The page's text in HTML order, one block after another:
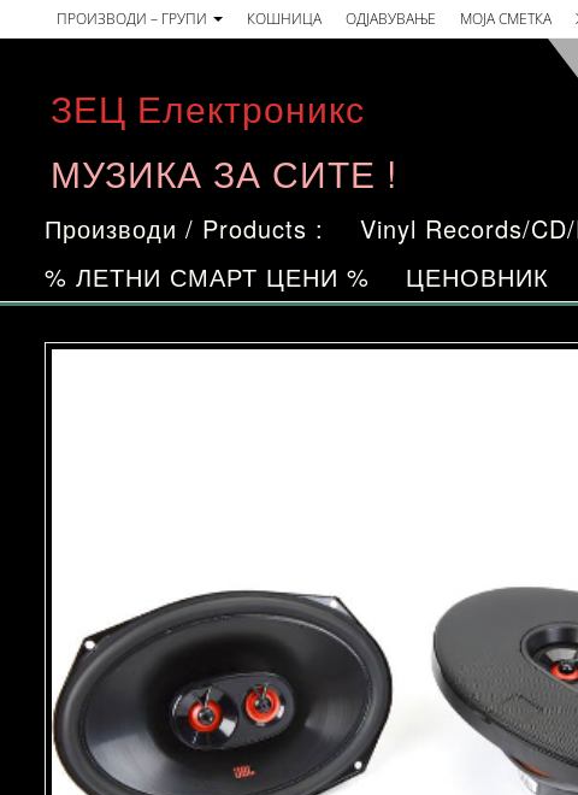
to
content
ПРОИЗВОДИ – ГРУПИ КОШНИЦА ОДЈАВУВАЊЕ МОЈА СМЕТКА
ЗЕЦ Електроникс
МУЗИКА ЗА СИТЕ !
Производи / Products : Vinyl Records/
% ЛЕТНИ СМАРТ ЦЕНИ %
ЦЕНОВНИК